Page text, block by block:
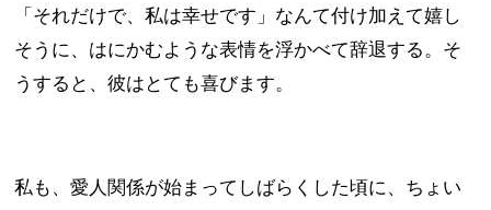
「それだけで、私は幸せです」なんて付け加えて嬉し
そうに、はにかむような表情を浮かべて辞退する。そ
うすると、彼はとても喜びます。
私も、愛人関係が始まってしばらくした頃に、ちょい